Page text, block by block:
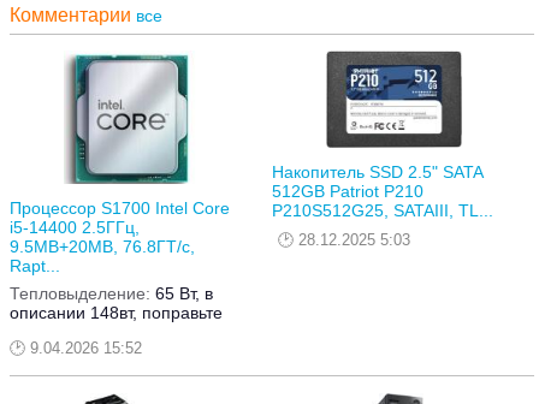
Комментарии все
Процессор S1700 Intel Core
i5-14400 2.5ГГц,
9.5MB+20MB, 76.8ГТ/с,
Rapt...
Тепловыделение: 65 Вт, в
описании 148вт, поправьте
9.04.2026 15:52
Накопитель SSD 2.5" SATA
512GB Patriot P210
P210S512G25, SATAIII, TL...
28.12.2025 5:03